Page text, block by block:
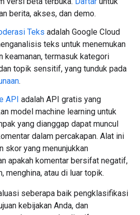
berita, akses, dan demo.
Teks adalah Google Cloud
teks untuk menemukan
keamanan, termasuk kategori
topik sensitif, yang tunduk pada
.
API adalah API gratis yang
model machine learning untuk
yang dianggap dapat muncul
dalam percakapan. Alat ini
skor yang menunjukkan
apakah komentar bersifat negatif,
menghina, atau di luar topik.
seberapa baik pengklasifikasi
kebijakan Anda, dan